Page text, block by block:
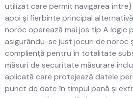
utilizat care permit navigarea
apoi și fierbinte principal
noroc operează mai jos tip A logic
asigurându-se just jocuri de noroc
compliență pentru în totalitate
măsuri de securitate măsurare
aplicată care protejează datele
punct de date în timpul pană și